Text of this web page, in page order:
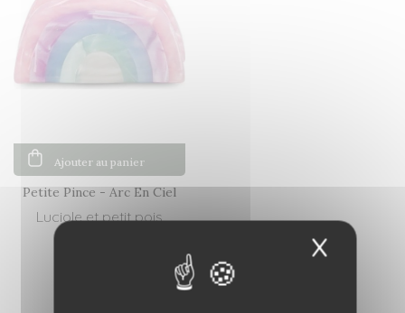
X
Petite Pince - Arc En Ciel
Luciole et petit pois
Ajouter au panier